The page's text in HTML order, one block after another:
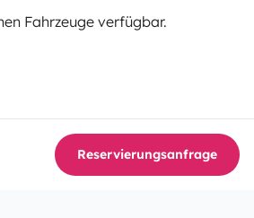
Fahrzeuge verfügbar.
Reservierungsanfrage